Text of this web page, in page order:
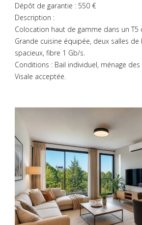
Dépôt de garantie : 550 €
Description :
Colocation haut de gamme dans un T5
Grande cuisine équipée, deux salles de
spacieux, fibre 1 Gb/s.
Conditions : Bail individuel, ménage
Visale acceptée.